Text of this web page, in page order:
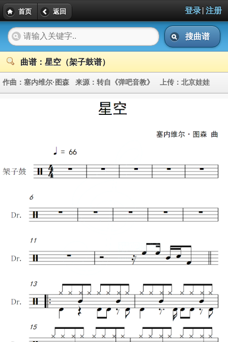
首页 返回 登录| 注册
搜曲谱
曲谱：星空（架子鼓谱）
作曲： 塞内维尔·图森 来源： 转自《弹吧音教》 上传： 北京娃娃